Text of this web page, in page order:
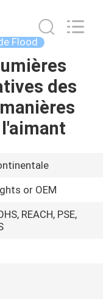
Flood
des
or OEM
REACH, PSE,